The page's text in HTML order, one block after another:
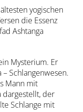
yogischen
die Essenz
Ashtanga
Mysterium. Er
Schlangenwesen.
Mann mit
dargestellt, der
Schlange mit